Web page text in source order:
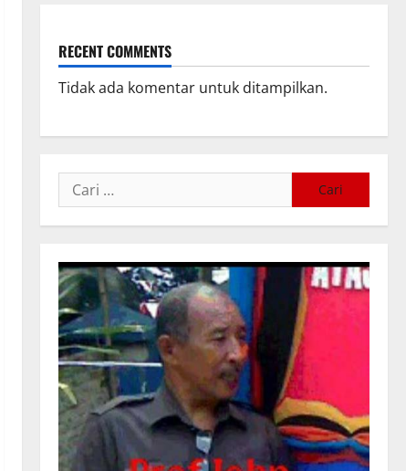
RECENT COMMENTS
Tidak ada komentar untuk ditampilkan.